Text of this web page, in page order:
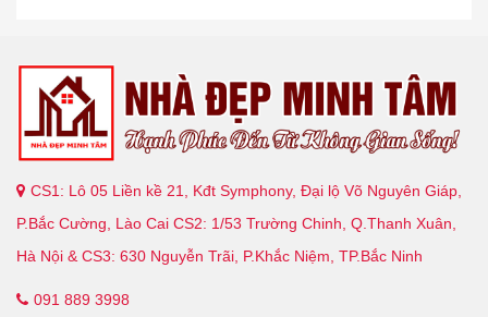
CS1: Lô 05 Liền kề 21, Kđt Symphony, Đại lộ Võ Nguyên Giáp,
P.Bắc Cường, Lào Cai CS2: 1/53 Trường Chinh, Q.Thanh Xuân,
Hà Nội & CS3: 630 Nguyễn Trãi, P.Khắc Niệm, TP.Bắc Ninh
091 889 3998